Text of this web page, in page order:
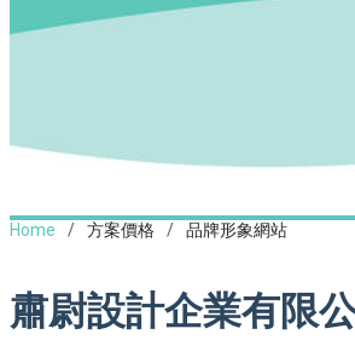
Home 方案價格 品牌形象網站
肅尉設計企業有限